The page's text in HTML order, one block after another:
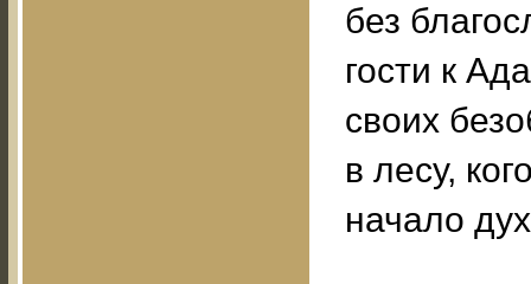
без
гости к
своих
в лесу,
начало